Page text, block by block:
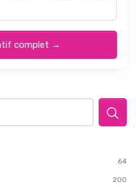
complet →
64
200